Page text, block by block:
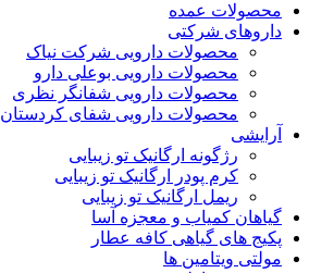
محصولات عمده
داروهای شرکتی
محصولات دارویی شرکت نیاک
محصولات دارویی بوعلی دارو
محصولات دارویی شفانگر نظری
محصولات دارویی شفای کردستان
آرایشی
رژگونه ارگانیک تو زیبایی
کرم پودر ارگانیک تو زیبایی
ریمل ارگانیک تو زیبایی
گیاهان کمیاب و معجزه آسا
پکیج های گیاهی کافه عطار
مولتی ویتامین ها